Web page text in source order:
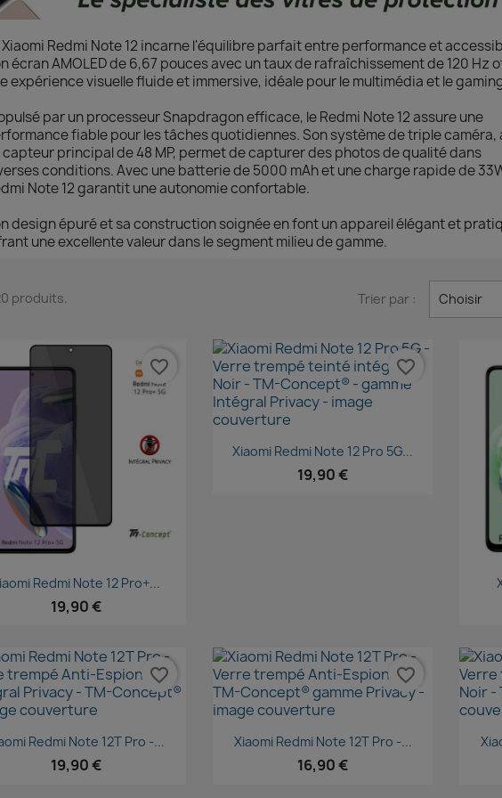
Xiaomi Redmi Note 12 incarne l'équilibre parfait entre performance et
écran AMOLED de 6,67 pouces avec un taux de rafraîchissement de 120 Hz
expérience visuelle fluide et immersive, idéale pour le multimédia et le
par un processeur Snapdragon efficace, le Redmi Note 12 assure une
fiable pour les tâches quotidiennes. Son système de triple caméra,
capteur principal de 48 MP, permet de capturer des photos de qualité dans
conditions. Avec une batterie de 5000 mAh et une charge rapide de
Note 12 garantit une autonomie confortable.
design épuré et sa construction soignée en font un appareil élégant et
une excellente valeur dans le segment milieu de gamme.
produits. Trier par : Choisir
Aperçu rapide
Redmi Note 12 Pro+...
19,90 €
favorite_border
Aperçu rapide
Xiaomi Redmi Note 12 Pro 5G...
19,90 €
favorite_border
Aperçu rapide
Redmi Note 12T Pro -...
19,90 €
favorite_border
Aperçu rapide
Xiaomi Redmi Note 12T Pro -...
16,90 €
favorite_border